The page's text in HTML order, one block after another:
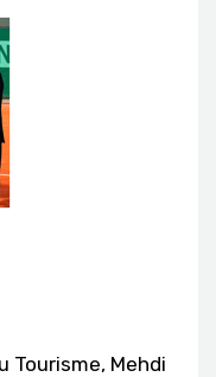
Tourisme, Mehdi